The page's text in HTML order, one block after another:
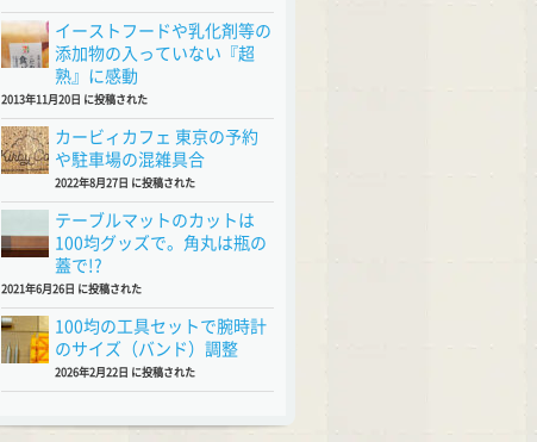
イーストフードや乳化剤等の
添加物の入っていない『超
熟』に感動
2013年11月20日 に投稿された
カービィカフェ 東京の予約
や駐車場の混雑具合
2022年8月27日 に投稿された
テーブルマットのカットは
100均グッズで。角丸は瓶の
蓋で!?
2021年6月26日 に投稿された
100均の工具セットで腕時計
のサイズ（バンド）調整
2026年2月22日 に投稿された